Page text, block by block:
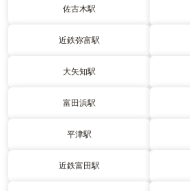
佐古木駅
近鉄弥富駅
大矢知駅
富田浜駅
平津駅
近鉄富田駅